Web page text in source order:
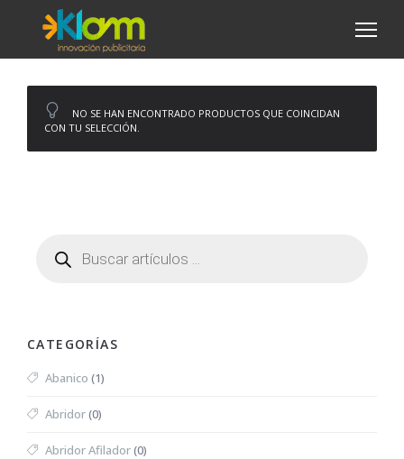
NO SE HAN ENCONTRADO PRODUCTOS QUE COINCIDAN
CON TU SELECCIÓN.
CATEGORÍAS
Abanico (1)
Abridor(0)
Abridor Afilador(0)